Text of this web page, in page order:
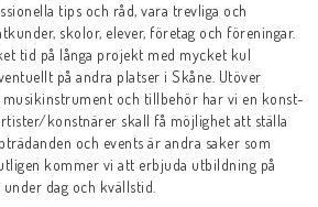
tips och råd, vara trevliga och
skolor, elever, företag och föreningar.
tid på långa projekt med mycket kul
på andra platser i Skåne. Utöver
musikinstrument och tillbehör har vi en konst-
konstnärer skall få möjlighet att ställa
och events är andra saker som
kommer vi att erbjuda utbildning på
dag och kvällstid.